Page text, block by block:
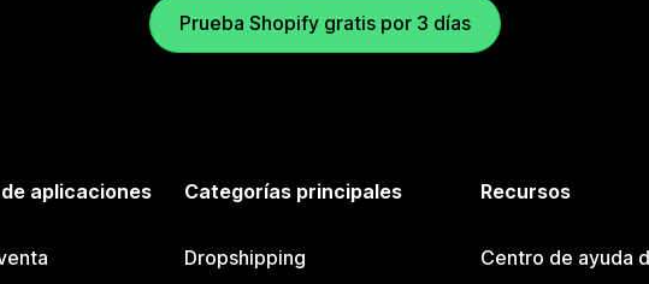
Prueba Shopify gratis por 3 días
aplicaciones Categorías principales
Dropshipping
Recursos
Centro de ayuda